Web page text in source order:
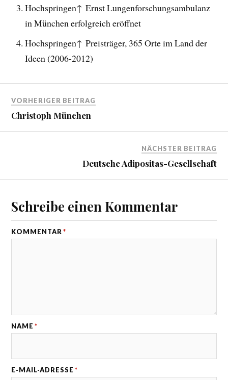
Hochspringen↑ Ernst Lungenforschungsambulanz
in München erfolgreich eröffnet
Hochspringen↑ Preisträger, 365 Orte im Land der
Ideen (2006-2012)
VORHERIGER BEITRAG
Christoph München
NÄCHSTER BEITRAG
Deutsche Adipositas-Gesellschaft
Schreibe einen Kommentar
KOMMENTAR *
NAME *
E-MAIL-ADRESSE *